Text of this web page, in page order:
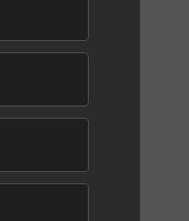
Prorroga o
– CAR. O
0 Read more